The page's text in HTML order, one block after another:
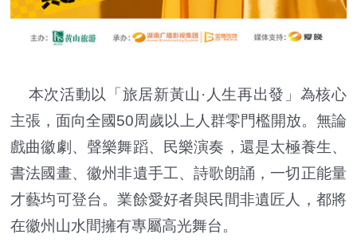
本次活動以「旅居新黃山·人生再出發」為核心
主張，面向全國50周歲以上人群零門檻開放。無論
戲曲徽劇、聲樂舞蹈、民樂演奏，還是太極養生、
書法國畫、徽州非遺手工、詩歌朗誦，一切正能量
才藝均可登台。業餘愛好者與民間非遺匠人，都將
在徽州山水間擁有專屬高光舞台。